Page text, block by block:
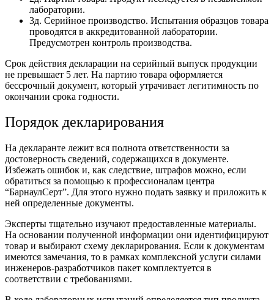
лаборатории.
3д. Серийное производство. Испытания образцов товара
проводятся в аккредитованной лаборатории.
Предусмотрен контроль производства.
Срок действия декларации на серийный выпуск продукции
не превышает 5 лет. На партию товара оформляется
бессрочный документ, который утрачивает легитимность по
окончании срока годности.
Порядок декларирования
На декларанте лежит вся полнота ответственности за
достоверность сведений, содержащихся в документе.
Избежать ошибок и, как следствие, штрафов можно, если
обратиться за помощью к профессионалам центра
“БарнаулСерт”. Для этого нужно подать заявку и приложить к
ней определенные документы.
Эксперты тщательно изучают предоставленные материалы.
На основании полученной информации они идентифицируют
товар и выбирают схему декларирования. Если к документам
имеются замечания, то в рамках комплексной услуги силами
инженеров-разработчиков пакет комплектуется в
соответствии с требованиями.